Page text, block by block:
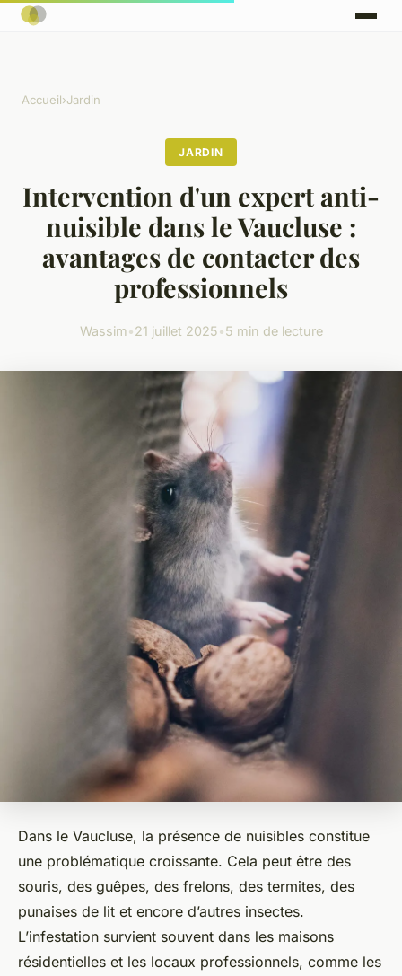
Accueil›Jardin
JARDIN
Intervention d'un expert anti-
nuisible dans le Vaucluse :
avantages de contacter des
professionnels
Wassim•21 juillet 2025•5 min de lecture
Dans le Vaucluse, la présence de nuisibles constitue
une problématique croissante. Cela peut être des
souris, des guêpes, des frelons, des termites, des
punaises de lit et encore d’autres insectes.
L’infestation survient souvent dans les maisons
résidentielles et les locaux professionnels, comme les